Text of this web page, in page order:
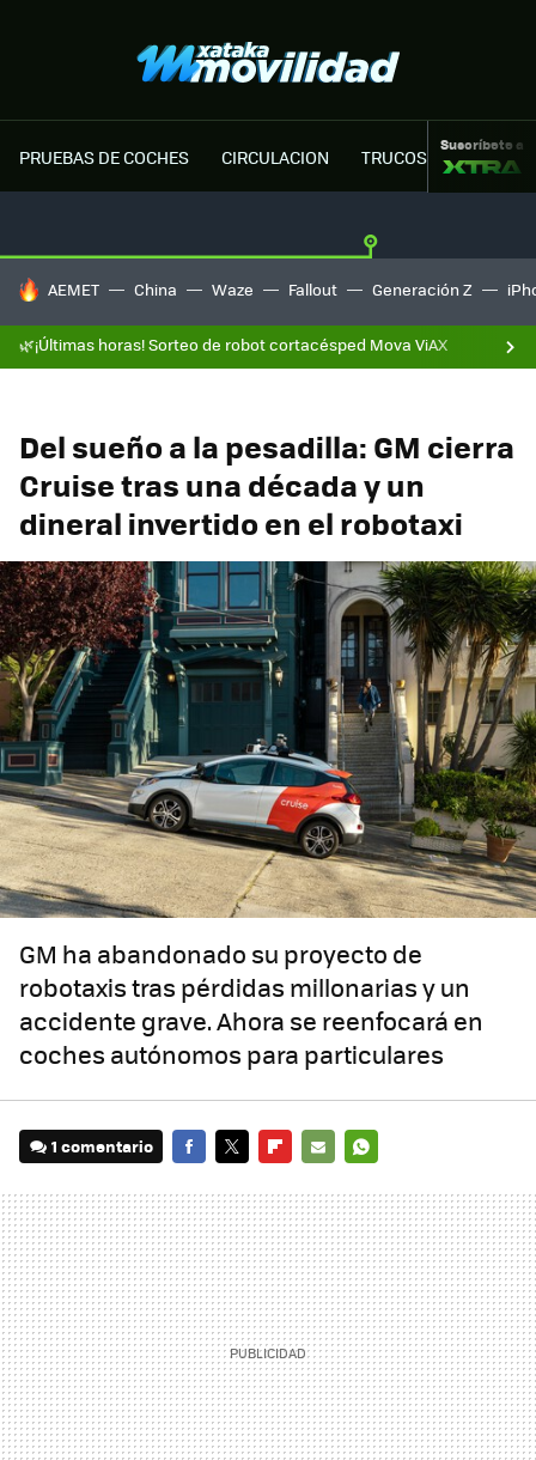
PRUEBAS DE COCHES CIRCULACION TRUCOS MOTOR
Suscríbete a
HOY SE HABLA DE
AEMET China Waze Fallout Generación Z
🌿¡Últimas horas! Sorteo de robot cortacésped Mova ViAX
Del sueño a la pesadilla: GM cierra
Cruise tras una década y un
dineral invertido en el robotaxi
GM ha abandonado su proyecto de
robotaxis tras pérdidas millonarias y un
accidente grave. Ahora se reenfocará en
coches autónomos para particulares
1 comentario
MAIL